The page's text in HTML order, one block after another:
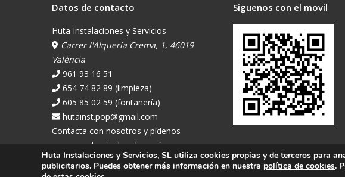
Datos de contacto
Huta Instalaciones y Servicios
Carrer l'Alqueria Crema, 1, 46019
València
961 93 16 51
654 74 82 89 (limpieza)
605 85 02 59 (fontanería)
hutainst.pop@gmail.com
Contacta con nosotros y pídenos
presupuesto pinchando aquí
Siguenos con el movil
Huta Instalaciones y Servicios, SL utiliza cookies propias y de terceros para
publicitarios. Puedes obtener más información en nuestra política de cookies.